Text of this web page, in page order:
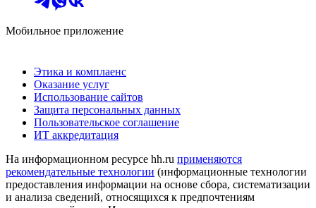
Мобильное приложение
Этика и комплаенс
Оказание услуг
Использование сайтов
Защита персональных данных
Пользовательское соглашение
ИТ аккредитация
На информационном ресурсе hh.ru применяются
рекомендательные технологии (информационные технологии
предоставления информации на основе сбора, систематизации
и анализа сведений, относящихся к предпочтениям